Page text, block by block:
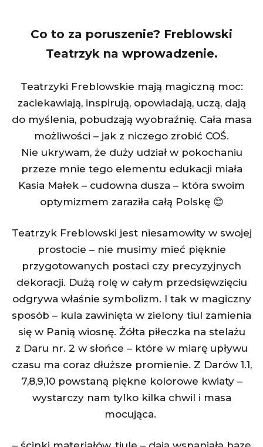
Co to za poruszenie? Freblowski
Teatrzyk na wprowadzenie.
Teatrzyki Freblowskie mają magiczną moc:
zaciekawiają, inspirują, opowiadają, uczą, dają
do myślenia, pobudzają wyobraźnię. Cała masa
możliwości – jak z niczego zrobić COŚ.
Nie ukrywam, że duży udział w pokochaniu
przeze mnie tego elementu edukacji miała
Kasia Małek – cudowna dusza – która swoim
optymizmem zaraziła całą Polskę 😊
Teatrzyk Freblowski jest niesamowity w swojej
prostocie – nie musimy mieć pięknie
przygotowanych postaci czy precyzyjnych
dekoracji. Dużą rolę w całym przedsięwzięciu
odgrywa właśnie symbolizm. I tak w magiczny
sposób – kula zawinięta w zielony tiul zamienia
się w Panią wiosnę. Żółta piłeczka na stelażu
z Daru nr. 2 w słońce – które w miarę upływu
czasu ma coraz dłuższe promienie. Z Darów 1.1,
7,8,9,10 powstaną piękne kolorowe kwiaty –
wystarczy nam tylko kilka chwil i masa
mocująca.